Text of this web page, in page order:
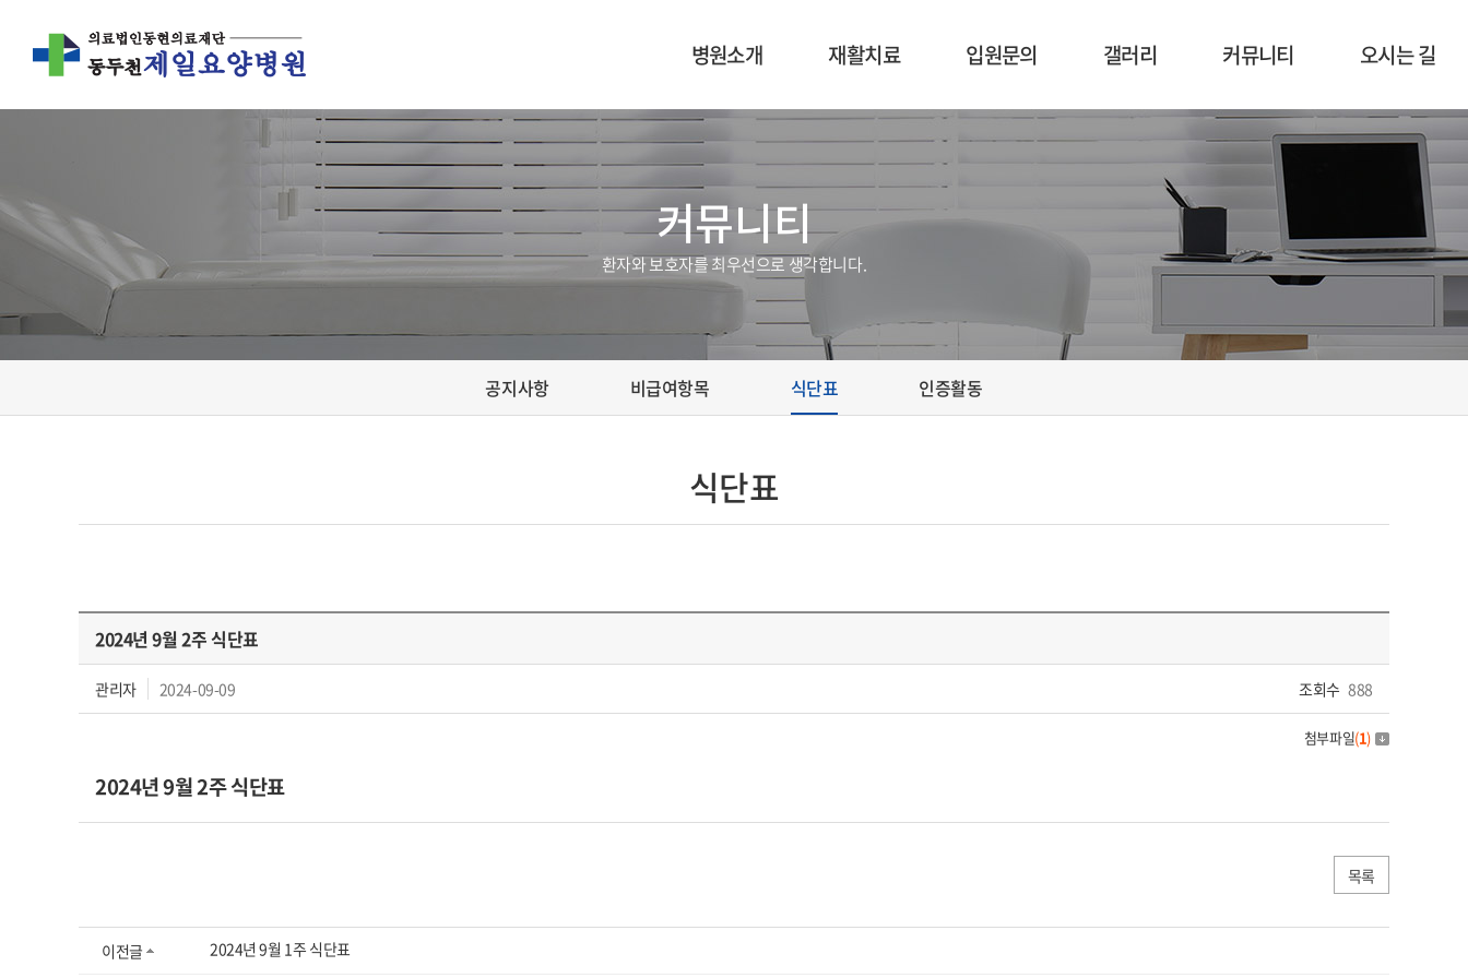
병원소개
이사장 인사말
의료진 소개
병원 미션 및 비전
재활치료
운동치료
입원문의 갤러리 커뮤니티
공지사항
비급여항목
식단표
인증활동
오시는 길
오시는 길
커뮤니티
환자와 보호자를 최우선으로 생각합니다.
공지사항 비급여항목 식단표 인증활동
식단표
2024년 9월 2주 식단표
관리자 2024-09-09 조회수 888
첨부파일(1)
2024년 9월 2주 식단표
목록
이전글 2024년 9월 1주 식단표